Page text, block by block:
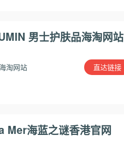
男士护肤品海淘网站
淘网站 直达链接
Mer海蓝之谜香港官网